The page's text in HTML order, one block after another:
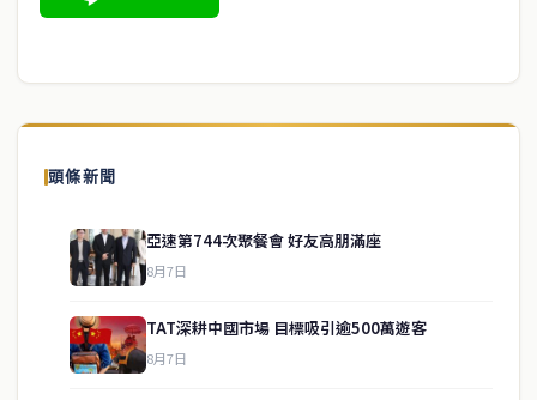
頭條新聞
亞速第744次聚餐會 好友高朋滿座
8月7日
TAT深耕中國市場 目標吸引逾500萬遊客
8月7日